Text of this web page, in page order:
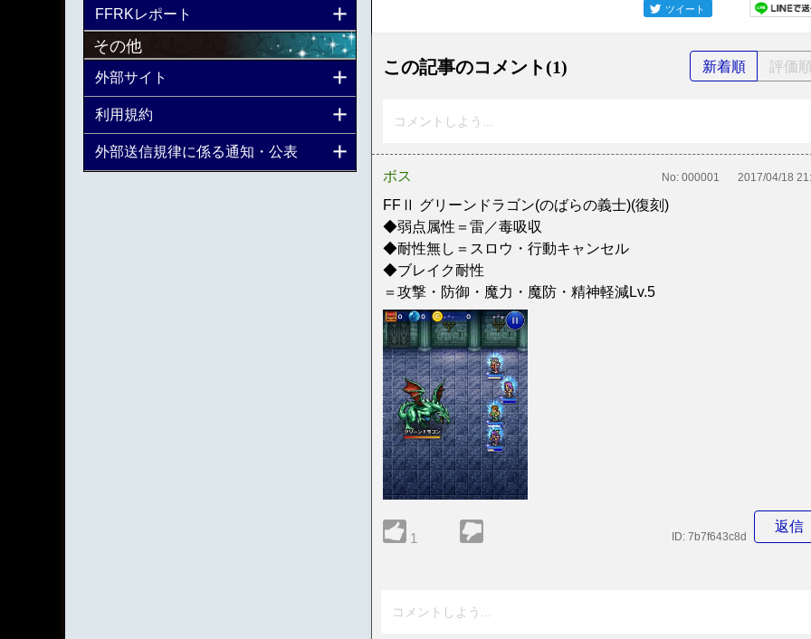
ツイート
この記事のコメント(1) 新着順 評価
コメントしよう...
ボス No: 000001 2017/04/18
FFⅡ グリーンドラゴン(のばらの義士)(復刻)
◆弱点属性＝雷／毒吸収
◆耐性無し＝スロウ・行動キャンセル
◆ブレイク耐性
＝攻撃・防御・魔力・魔防・精神軽減Lv.5
1
返信
ID: 7b7f643c8d
コメントしよう...
FFRKレポート
その他
外部サイト
利用規約
外部送信規律に係る通知・公表